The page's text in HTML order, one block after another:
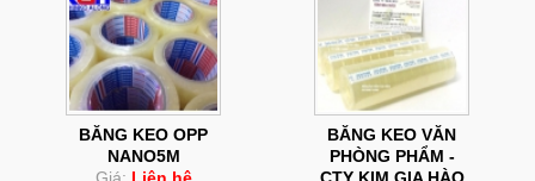
BĂNG KEO OPP
NANO5M
BĂNG KEO VĂN
PHÒNG PHẨM -